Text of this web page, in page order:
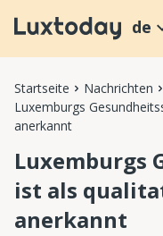
de
Startseite Nachrichten
Luxemburgs
anerkannt
Luxemburgs
ist als
anerkannt